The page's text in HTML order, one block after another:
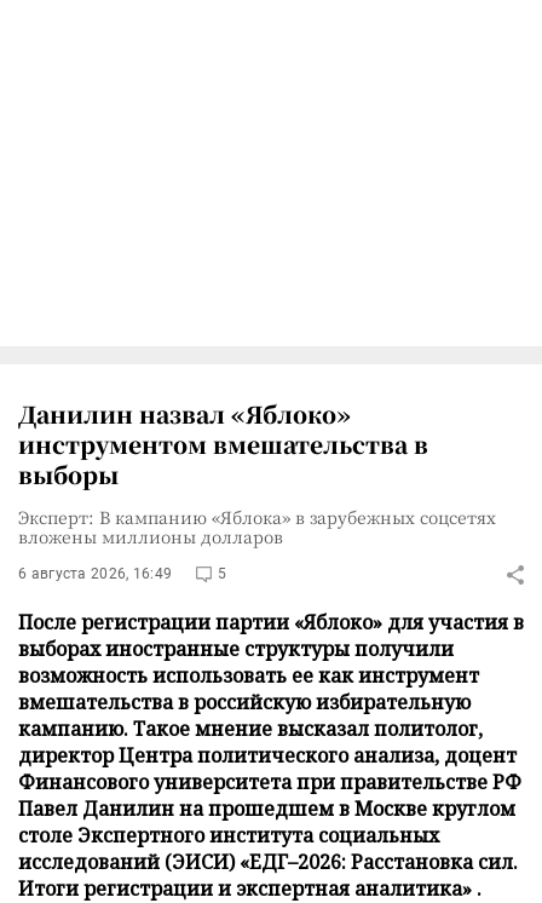
Данилин назвал «Яблоко»
инструментом вмешательства в
выборы
Эксперт: В кампанию «Яблока» в зарубежных соцсетях
вложены миллионы долларов
6 августа 2026, 16:49 5
После регистрации партии «Яблоко» для участия в
выборах иностранные структуры получили
возможность использовать ее как инструмент
вмешательства в российскую избирательную
кампанию. Такое мнение высказал политолог,
директор Центра политического анализа, доцент
Финансового университета при правительстве РФ
Павел Данилин на прошедшем в Москве круглом
столе Экспертного института социальных
исследований (ЭИСИ) «ЕДГ–2026: Расстановка сил.
Итоги регистрации и экспертная аналитика» .